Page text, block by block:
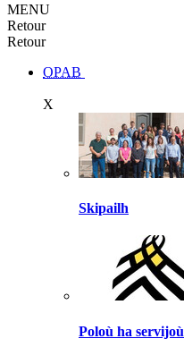
MENU
Retour
Retour
OPAB
X
Skipailh
Poloù ha servijoù